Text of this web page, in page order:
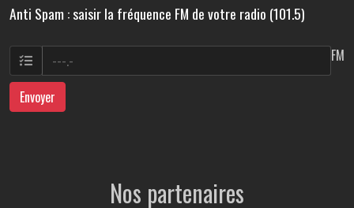
Anti Spam : saisir la fréquence FM de votre radio (101.5)
FM
Envoyer
Nos partenaires